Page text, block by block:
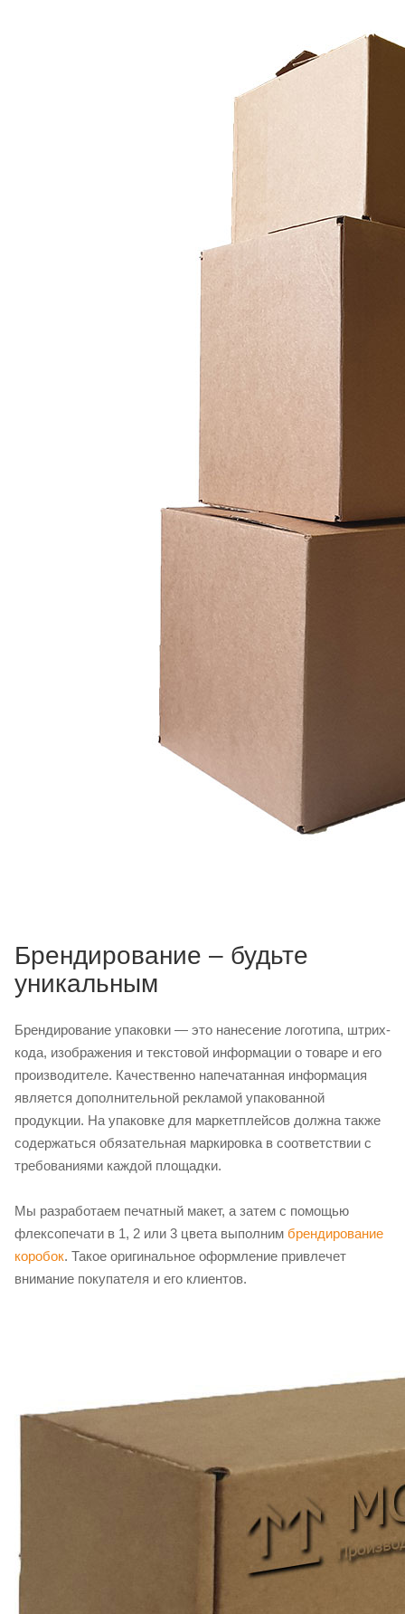
Брендирование – будьте
уникальным
Брендирование упаковки — это нанесение логотипа, штрих-
кода, изображения и текстовой информации о товаре и его
производителе. Качественно напечатанная информация
является дополнительной рекламой упакованной
продукции. На упаковке для маркетплейсов должна также
содержаться обязательная маркировка в соответствии с
требованиями каждой площадки.
Мы разработаем печатный макет, а затем с помощью
флексопечати в 1, 2 или 3 цвета выполним брендирование
коробок. Такое оригинальное оформление привлечет
внимание покупателя и его клиентов.